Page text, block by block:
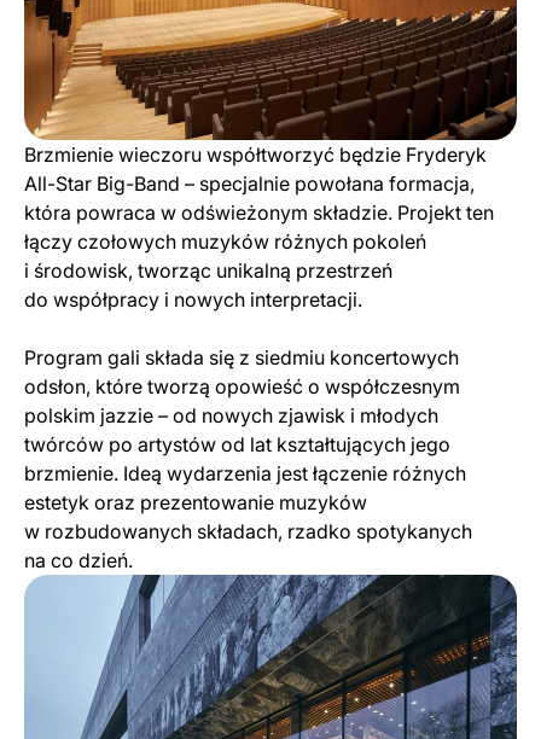
Brzmienie wieczoru współtworzyć będzie Fryderyk
All-Star Big-Band – specjalnie powołana formacja,
która powraca w odświeżonym składzie. Projekt ten
łączy czołowych muzyków różnych pokoleń
i środowisk, tworząc unikalną przestrzeń
do współpracy i nowych interpretacji.
Program gali składa się z siedmiu koncertowych
odsłon, które tworzą opowieść o współczesnym
polskim jazzie – od nowych zjawisk i młodych
twórców po artystów od lat kształtujących jego
brzmienie. Ideą wydarzenia jest łączenie różnych
estetyk oraz prezentowanie muzyków
w rozbudowanych składach, rzadko spotykanych
na co dzień.